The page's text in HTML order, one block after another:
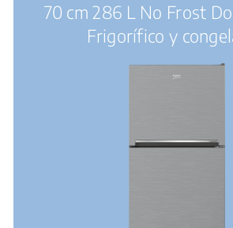
70 cm 286 L No Frost
Frigorífico y